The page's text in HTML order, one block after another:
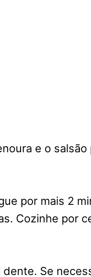
e o
por mais 2
Cozinhe por
Se